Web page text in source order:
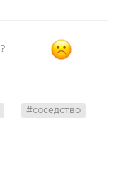
#соседство